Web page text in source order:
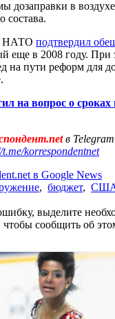
дозаправки в
состава.
НАТО подтвердил
еще в 2008 году. При
на пути реформ для
на вопрос о сроках
в
korrespondentnet
в Google News
, бюджет,
выделите
сообщить об